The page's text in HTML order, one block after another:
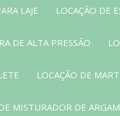
LAJE LOCAÇÃO DE
DE ALTA PRESSÃO
LOCAÇÃO DE
MISTURADOR DE